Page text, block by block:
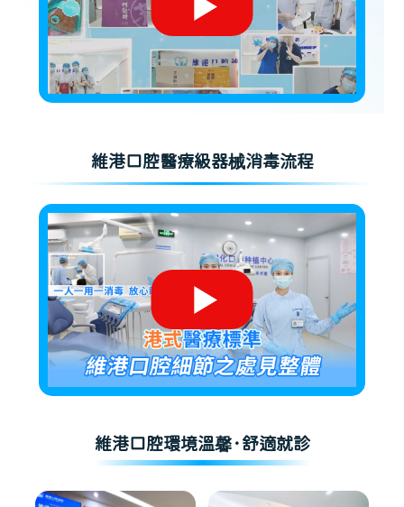
維港口腔醫療級器械消毒流程
維港口腔環境溫馨·舒適就診